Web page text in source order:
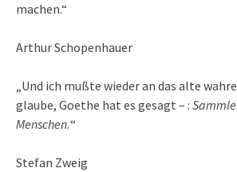
machen.“
Arthur Schopenhauer
„Und ich mußte wieder an das alte
glaube, Goethe hat es gesagt – :
Menschen.“
Stefan Zweig